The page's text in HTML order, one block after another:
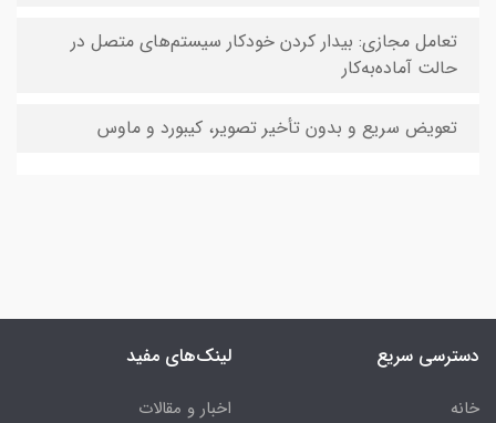
تعامل مجازی: بیدار کردن خودکار سیستم‌های متصل در
حالت آماده‌به‌کار
تعویض سریع و بدون تأخیر تصویر، کیبورد و ماوس
دسترسی سریع
خانه
لینک‌های مفید
اخبار و مقالات